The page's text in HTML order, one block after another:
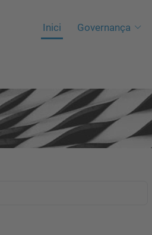
Inici Governança